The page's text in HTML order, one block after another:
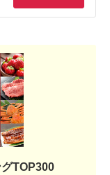
TOP300